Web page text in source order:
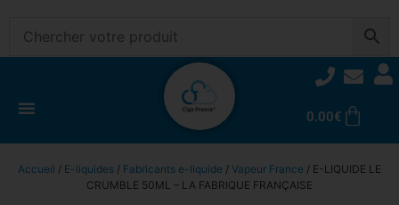
0.00€
Accueil / E-liquides / Fabricants e-liquide / Vapeur France / E-LIQUIDE LE
CRUMBLE 50ML – LA FABRIQUE FRANÇAISE